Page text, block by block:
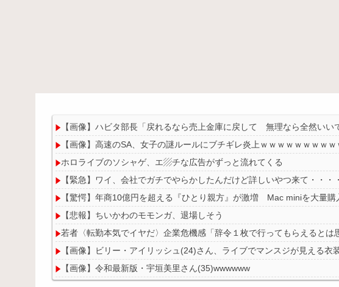
【画像】ハビタ部長「戻れるなら売上金庫に戻して 無理なら全然い
【画像】高速のSA、女子の謎ルールにブチギレ炎上ｗｗｗｗｗｗｗｗｗ
ホロライブのソシャゲ、エ▨チな広告がずっと流れてくる
【緊急】ワイ、会社でガチでやらかしたんだけど詳しいやつ来て・・・
【驚愕】年商10億円を超える『ひとり親方』が激増 Mac miniを大量購
【悲報】ちいかわのモモンガ、退場しそう
若者〈転勤本気でイヤだ〉企業危機感「辞令１枚で行ってもらえると
【画像】ビリー・アイリッシュ(24)さん、ライブでマンスジが見える衣
【画像】令和最新版・宇垣美里さん(35)wwwwww